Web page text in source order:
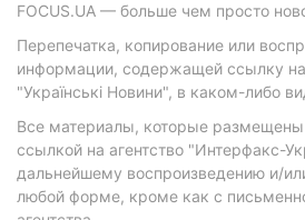
FOCUS.UA — больше чем просто
Перепечатка, копирование или
информации, содержащей ссылку на
"Українські Новини", в каком-либо
Все материалы, которые размещены
ссылкой на агентство "Интерфакс-
дальнейшему воспроизведению и/
любой форме, кроме как с